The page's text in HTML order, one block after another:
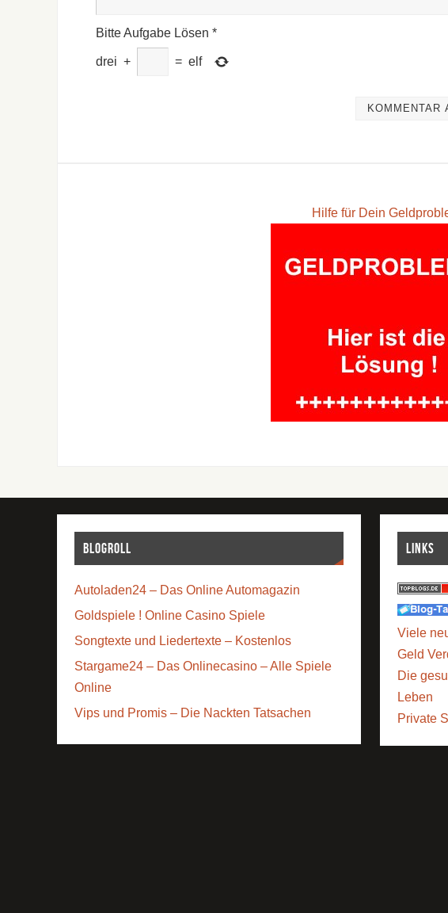
Bitte Aufgabe Lösen *
drei + = elf
Hilfe für Dein
Blogroll
Autoladen24 – Das Online Automagazin
Goldspiele ! Online Casino Spiele
Songtexte und Liedertexte – Kostenlos
Stargame24 – Das Onlinecasino – Alle Spiele
Online
Vips und Promis – Die Nackten Tatsachen
Links
Viele
Geld
Die
Leben
Private